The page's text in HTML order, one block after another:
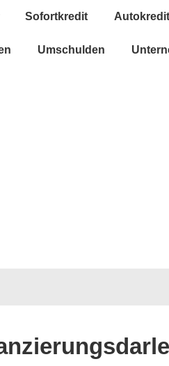
Sofortkredit Autokredit
Umschulden